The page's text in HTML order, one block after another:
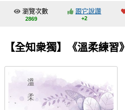
交流中心
會員功能選單
註冊會員
登入
瀏覽次數
2869
跟它說讚
+2
【全知衆獨】《溫柔練習》